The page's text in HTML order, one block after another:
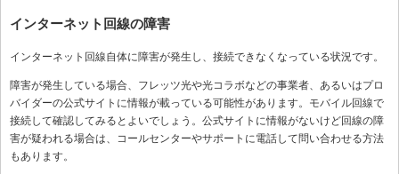
インターネット回線の障害
インターネット回線自体に障害が発生し、接続できなくなっている状況です。
障害が発生している場合、フレッツ光や光コラボなどの事業者、あるいはプロ
バイダーの公式サイトに情報が載っている可能性があります。モバイル回線で
接続して確認してみるとよいでしょう。公式サイトに情報がないけど回線の障
害が疑われる場合は、コールセンターやサポートに電話して問い合わせる方法
もあります。